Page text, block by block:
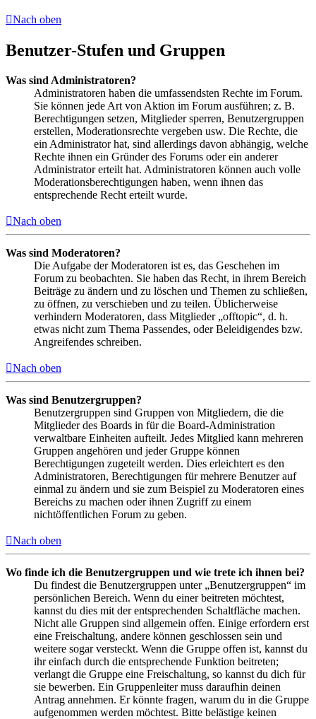
Nach oben
Benutzer-Stufen und Gruppen
Was sind Administratoren?
Administratoren haben die umfassendsten Rechte im Forum.
Sie können jede Art von Aktion im Forum ausführen; z. B.
Berechtigungen setzen, Mitglieder sperren, Benutzergruppen
erstellen, Moderationsrechte vergeben usw. Die Rechte, die
ein Administrator hat, sind allerdings davon abhängig, welche
Rechte ihnen ein Gründer des Forums oder ein anderer
Administrator erteilt hat. Administratoren können auch volle
Moderationsberechtigungen haben, wenn ihnen das
entsprechende Recht erteilt wurde.
Nach oben
Was sind Moderatoren?
Die Aufgabe der Moderatoren ist es, das Geschehen im
Forum zu beobachten. Sie haben das Recht, in ihrem Bereich
Beiträge zu ändern und zu löschen und Themen zu schließen,
zu öffnen, zu verschieben und zu teilen. Üblicherweise
verhindern Moderatoren, dass Mitglieder „offtopic“, d. h.
etwas nicht zum Thema Passendes, oder Beleidigendes bzw.
Angreifendes schreiben.
Nach oben
Was sind Benutzergruppen?
Benutzergruppen sind Gruppen von Mitgliedern, die die
Mitglieder des Boards in für die Board-Administration
verwaltbare Einheiten aufteilt. Jedes Mitglied kann mehreren
Gruppen angehören und jeder Gruppe können
Berechtigungen zugeteilt werden. Dies erleichtert es den
Administratoren, Berechtigungen für mehrere Benutzer auf
einmal zu ändern und sie zum Beispiel zu Moderatoren eines
Bereichs zu machen oder ihnen Zugriff zu einem
nichtöffentlichen Forum zu geben.
Nach oben
Wo finde ich die Benutzergruppen und wie trete ich ihnen bei?
Du findest die Benutzergruppen unter „Benutzergruppen“ im
persönlichen Bereich. Wenn du einer beitreten möchtest,
kannst du dies mit der entsprechenden Schaltfläche machen.
Nicht alle Gruppen sind allgemein offen. Einige erfordern erst
eine Freischaltung, andere können geschlossen sein und
weitere sogar versteckt. Wenn die Gruppe offen ist, kannst du
ihr einfach durch die entsprechende Funktion beitreten;
verlangt die Gruppe eine Freischaltung, so kannst du dich für
sie bewerben. Ein Gruppenleiter muss daraufhin deinen
Antrag annehmen. Er könnte fragen, warum du in die Gruppe
aufgenommen werden möchtest. Bitte belästige keinen